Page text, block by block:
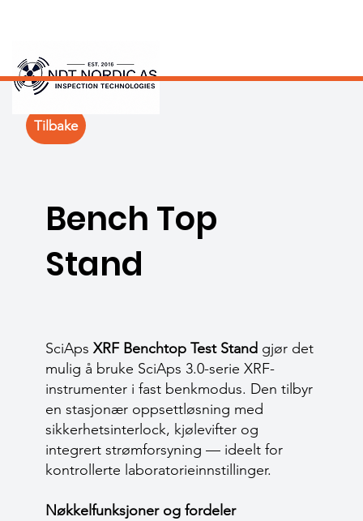
Bench Top
Stand
SciAps XRF Benchtop Test Stand gjør det
mulig å bruke SciAps 3.0-serie XRF-
instrumenter i fast benkmodus. Den tilbyr
en stasjonær oppsettløsning med
sikkerhetsinterlock, kjølevifter og
integrert strømforsyning — ideelt for
kontrollerte laboratorieinnstillinger.
Nøkkelfunksjoner og fordeler
Tilbake